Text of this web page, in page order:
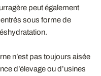
peut également
sous forme de
n’est pas toujours aisée
d’élevage ou d’usines